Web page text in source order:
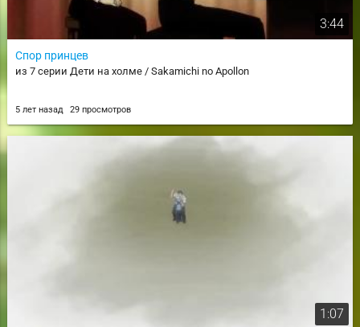
3:44
Спор принцев
из 7 серии Дети на холме / Sakamichi no Apollon
5 лет назад 29 просмотров
1:07